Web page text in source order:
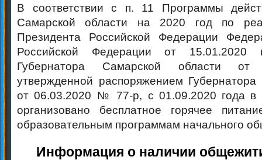
В соответствии с п. 11 Программы
Самарской области на 2020 год по
Президента Российской Федерации
Российской Федерации от
Губернатора Самарской области от
утвержденной распоряжением
от 06.03.2020 № 77-р, с 01.09.2020 года в
организовано бесплатное горячее
образовательным программам начального
Информация о наличии